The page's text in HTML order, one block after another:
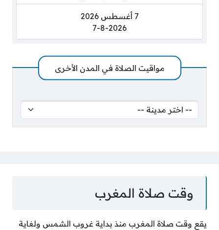
7 أغسطس 2026
7-8-2026
مواقيت الصلاة في المدن الأخرى
وقت صلاة المغرب
يقع وقت صلاة المغرب منذ بداية غروب الشمس ولغاية